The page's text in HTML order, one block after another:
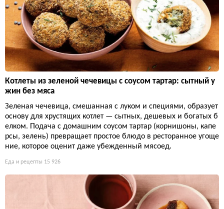
Котлеты из зеленой чечевицы с соусом тартар: сытный у
жин без мяса
Зеленая чечевица, смешанная с луком и специями, образует
основу для хрустящих котлет — сытных, дешевых и богатых б
елком. Подача с домашним соусом тартар (корнишоны, капе
рсы, зелень) превращает простое блюдо в ресторанное угоще
ние, которое оценит даже убежденный мясоед.
Еда и рецепты 15 926